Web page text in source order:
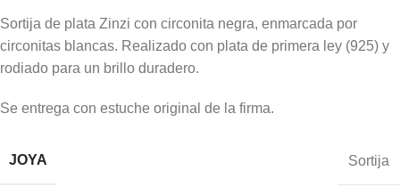
Sortija de plata Zinzi con circonita negra, enmarcada por
circonitas blancas. Realizado con plata de primera ley (925) y
rodiado para un brillo duradero.
Se entrega con estuche original de la firma.
JOYA Sortija